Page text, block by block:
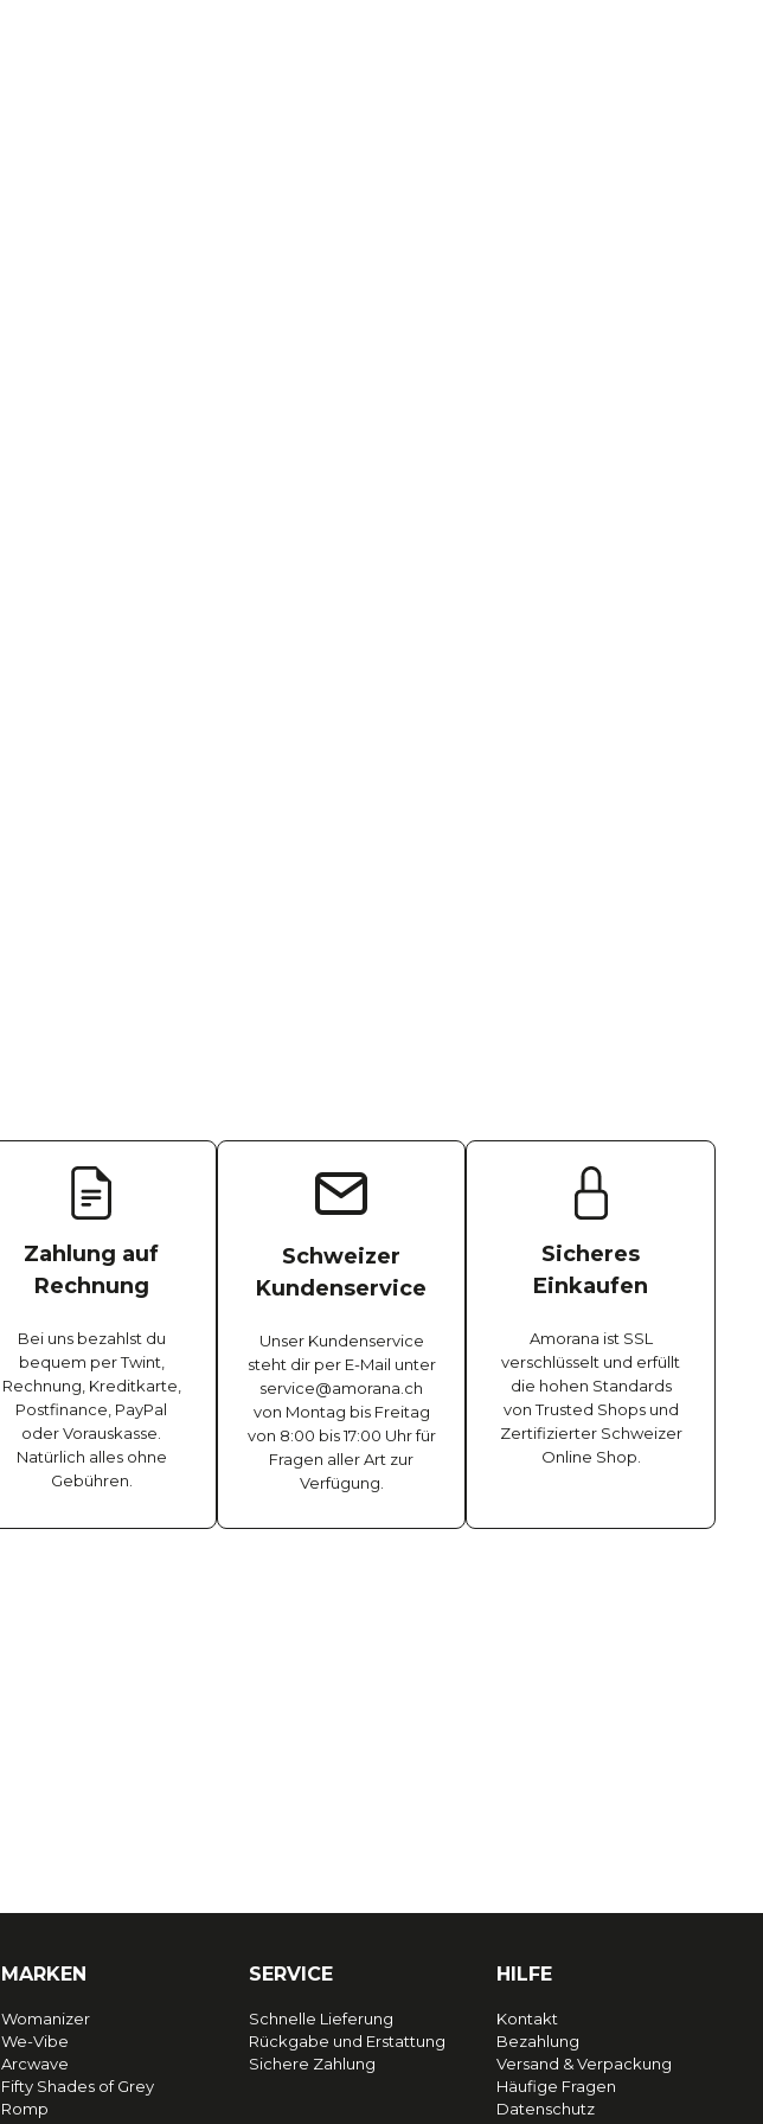
Zahlung auf
Rechnung
Bei uns bezahlst du
bequem per Twint,
Rechnung, Kreditkarte,
Postfinance, PayPal
oder Vorauskasse.
Natürlich alles ohne
Gebühren.
Schweizer
Kundenservice
Unser Kundenservice
steht dir per E-Mail unter
service@amorana.ch
von Montag bis Freitag
von 8:00 bis 17:00 Uhr für
Fragen aller Art zur
Verfügung.
Sicheres
Einkaufen
Amorana ist SSL
verschlüsselt und erfüllt
die hohen Standards
von Trusted Shops und
Zertifizierter Schweizer
Online Shop.
MARKEN
Womanizer
We-Vibe
Arcwave
Fifty Shades of Grey
Romp
SERVICE
Schnelle Lieferung
Rückgabe und Erstattung
Sichere Zahlung
HILFE
Kontakt
Bezahlung
Versand & Verpackung
Häufige Fragen
Datenschutz